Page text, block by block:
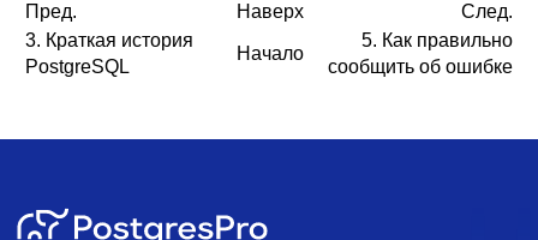
Пред.
Наверх
След.
3. Краткая история
PostgreSQL
Начало
5. Как правильно
сообщить об ошибке